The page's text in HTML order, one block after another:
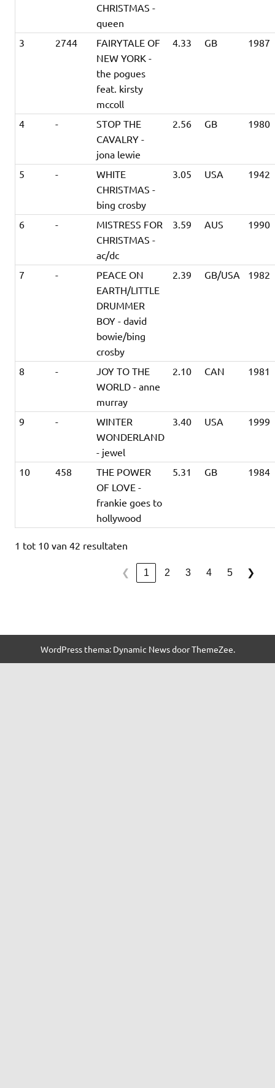
CHRISTMAS -
queen
3 2744
FAIRYTALE OF
NEW YORK -
the pogues
feat. kirsty
mccoll
4.33 GB 1987
4 -
STOP THE
CAVALRY -
jona lewie
2.56 GB 1980
5 -
WHITE
CHRISTMAS -
bing crosby
3.05 USA 1942
6 -
MISTRESS FOR
CHRISTMAS -
ac/dc
3.59 AUS 1990
7 -
PEACE ON
EARTH/LITTLE
DRUMMER
BOY - david
bowie/bing
crosby
2.39 GB/USA 1982
8 -
JOY TO THE
WORLD - anne
murray
2.10 CAN 1981
9 -
WINTER
WONDERLAND
- jewel
3.40 USA 1999
10 458
THE POWER
OF LOVE -
frankie goes to
hollywood
5.31 GB 1984
1 tot 10 van 42 resultaten
❮ 1 2 3 4 5 ❯
WordPress thema: Dynamic News door ThemeZee.